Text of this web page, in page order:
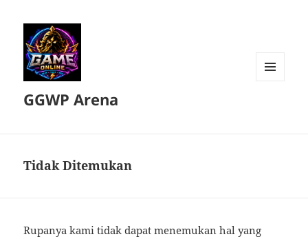
GGWP Arena
Tidak Ditemukan
Rupanya kami tidak dapat menemukan hal yang